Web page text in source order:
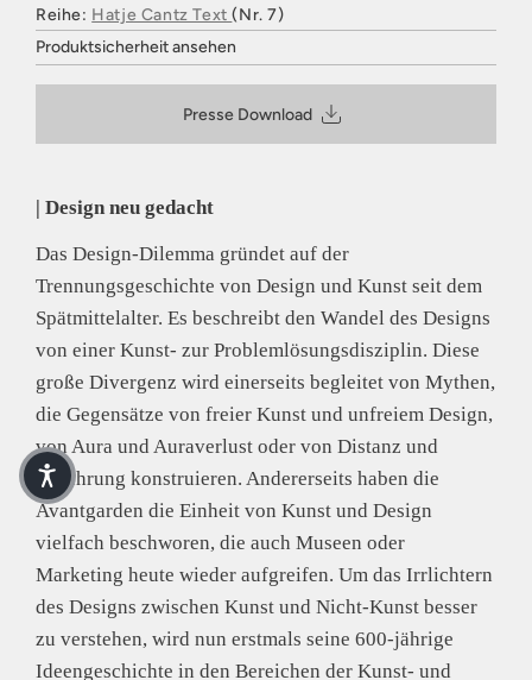
Reihe: Hatje Cantz Text(Nr. 7)
Produktsicherheit ansehen
HATJE CANTZ VERLAG
Deutschland
Sicherheitshinweis entsprechend Art. 9 Abs. 7 S. 2 der
GPSR entbehrlich
Presse Download
| Design neu gedacht
Das Design-Dilemma gründet auf der
Trennungsgeschichte von Design und Kunst seit dem
Spätmittelalter. Es beschreibt den Wandel des Designs
von einer Kunst- zur Problemlösungsdisziplin. Diese
große Divergenz wird einerseits begleitet von Mythen,
die Gegensätze von freier Kunst und unfreiem Design,
von Aura und Auraverlust oder von Distanz und
Berührung konstruieren. Andererseits haben die
Avantgarden die Einheit von Kunst und Design
vielfach beschworen, die auch Museen oder
Marketing heute wieder aufgreifen. Um das Irrlichtern
des Designs zwischen Kunst und Nicht-Kunst besser
zu verstehen, wird nun erstmals seine 600-jährige
Ideengeschichte in den Bereichen der Kunst- und